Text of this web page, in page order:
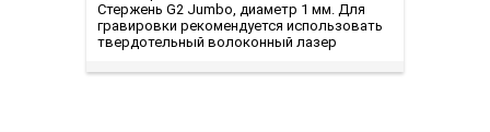
Стержень G2 Jumbo, диаметр 1 мм. Для
гравировки рекомендуется использовать
твердотельный волоконный лазер